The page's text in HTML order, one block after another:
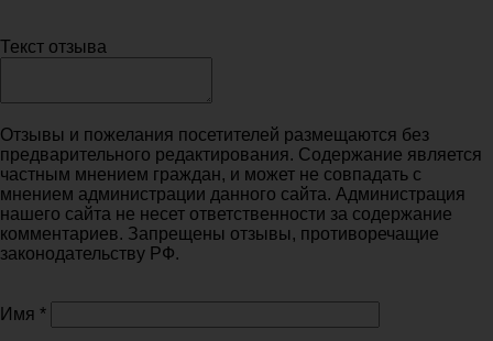
Текст отзыва
Отзывы и пожелания посетителей размещаются без
предварительного редактирования. Содержание является
частным мнением граждан, и может не совпадать с
мнением администрации данного сайта. Администрация
нашего сайта не несет ответственности за содержание
комментариев. Запрещены отзывы, противоречащие
законодательству РФ.
Имя *